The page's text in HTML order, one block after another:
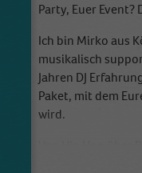
Party, Euer
Ich bin Mirko aus
musikalisch
Jahren DJ
Paket, mit dem
wird.
oder House – von